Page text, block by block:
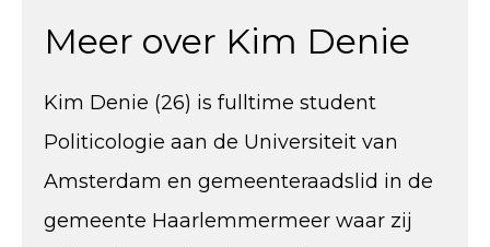
Meer over Kim Denie
Kim Denie (26) is fulltime student
Politicologie aan de Universiteit van
Amsterdam en gemeenteraadslid in de
gemeente Haarlemmermeer waar zij